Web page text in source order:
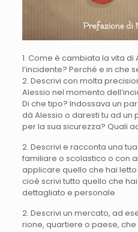
1. Come è cambiata la vita
l’incidente? Perché e in che
2. Descrivi con molta
Alessio nel momento
Di che tipo? Indossava un
dà Alessio o daresti tu ad
per la sua sicurezza? Quali
2. Descrivi e racconta una
familiare o scolastico o con
applicare quello che hai
cioè scrivi tutto quello che
dettagliato e personale
2. Descrivi un mercato, ad
rione, quartiere o paese,